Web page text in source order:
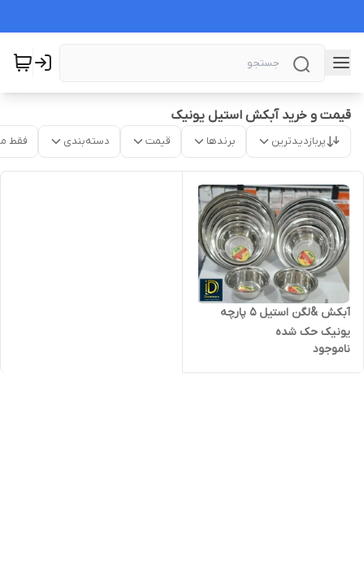
قیمت و خرید آبکش استیل یونیک
پربازدیدترین برندها قیمت دسته‌بندی فقط
آبکش &لگن استیل ۵ پارچه
یونیک حک شده
ناموجود